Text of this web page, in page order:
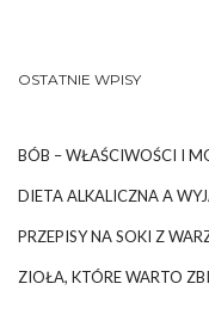
OSTATNIE WPISY
BÓB – WŁAŚCIWOŚCI I
DIETA ALKALICZNA A
PRZEPISY NA SOKI Z
ZIOŁA, KTÓRE WARTO